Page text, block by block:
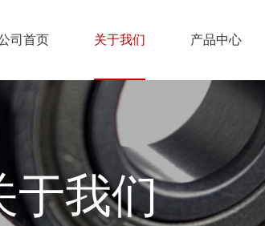
司首页 关于我们 产品中心
于我们